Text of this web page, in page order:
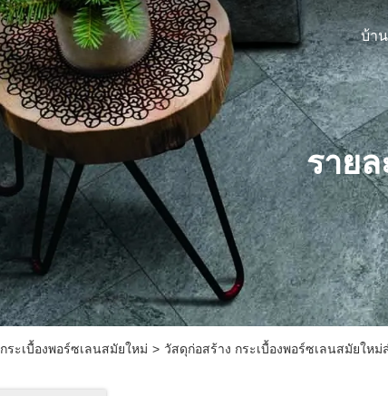
บ้าน
ราย
กระเบื้องพอร์ซเลนสมัยใหม่ > วัสดุก่อสร้าง กระเบื้องพอร์ซเลนสมัยให